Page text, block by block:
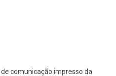
comunicação impresso da